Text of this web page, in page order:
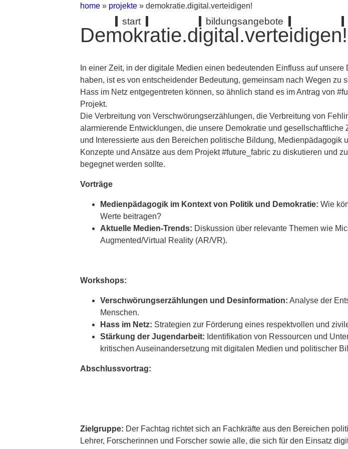
start bildungsangebote
home » projekte » demokratie.digital.verteidigen!
Demokratie.digital.verteidigen!
In einer Zeit, in der digitale Medien einen bedeutenden Einfluss auf
haben, ist es von entscheidender Bedeutung, gemeinsam nach Wegen
Hass im Netz entgegentreten können, so ähnlich stand es im Antrag von
Projekt.
Die Verbreitung von Verschwörungserzählungen, die Verbreitung von
alarmierende Entwicklungen, die unsere Demokratie und
und Interessierte aus den Bereichen politische Bildung, Medienpädagogik
Konzepte und Ansätze aus dem Projekt #future_fabric zu diskutieren und
begegnet werden sollte.
Vorträge
Medienpädagogik im Kontext von Politik und Demokratie: Wie
Werte beitragen?
Aktuelle Medien-Trends: Diskussion über relevante Themen wie
Augmented/Virtual Reality (AR/VR).
Workshops:
Verschwörungserzählungen und Desinformation: Analyse der
Menschen.
Hass im Netz: Strategien zur Förderung eines respektvollen und
Stärkung der Jugendarbeit: Identifikation von Ressourcen und
kritischen Auseinandersetzung mit digitalen Medien und politischer
Abschlussvortrag:
Zielgruppe: Der Fachtag richtet sich an Fachkräfte aus den Bereichen
Lehrer, Forscherinnen und Forscher sowie alle, die sich für den Einsatz